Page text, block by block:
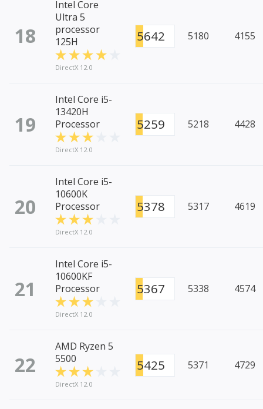
18
Intel Core
Ultra 5
processor
125H
DirectX 12.0
5642 5180 4155
19
Intel Core i5-
13420H
Processor
DirectX 12.0
5259 5218 4428
20
Intel Core i5-
10600K
Processor
DirectX 12.0
5378 5317 4619
21
Intel Core i5-
10600KF
Processor
DirectX 12.0
5367 5338 4574
22
AMD Ryzen 5
5500
DirectX 12.0
5425 5371 4729